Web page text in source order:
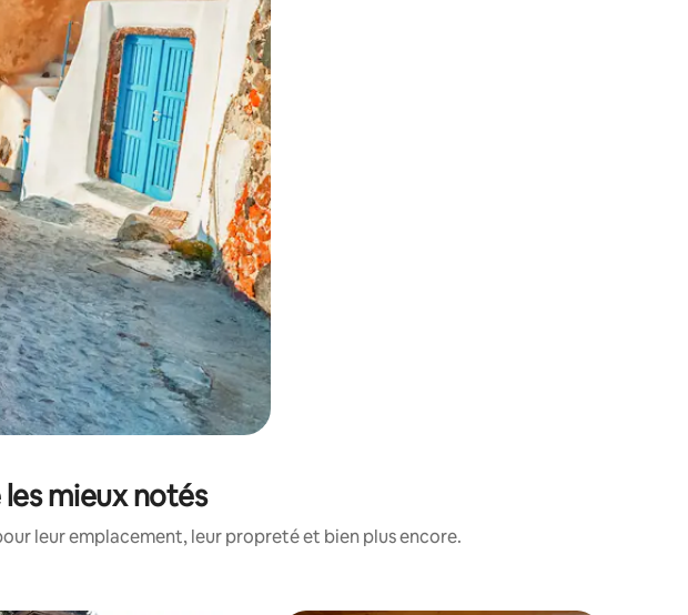
ou en appuyant et en faisant glisser.
mieux notés
leur emplacement, leur propreté et bien plus encore.